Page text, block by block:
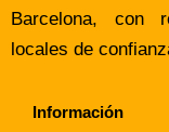
Barcelona, con
locales de
Información